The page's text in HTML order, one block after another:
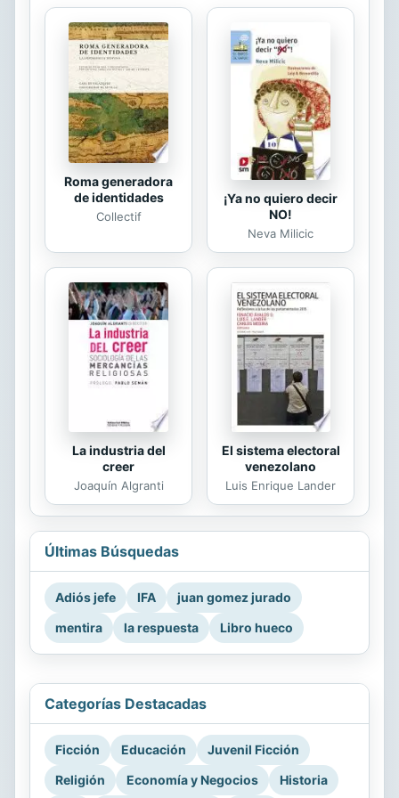
quien toma de la mano a su padre.
Llena de interrogantes y animada por
su mejor amiga, Ruth cuelga la foto
en una red social haciéndose pasar
por su padre e invirtiendo los
nombres de las gemelas, con la...
Roma generadora
de identidades
Collectif
¡Ya no quiero decir
NO!
Neva Milicic
La industria del
creer
Joaquín Algranti
El sistema electoral
venezolano
Luis Enrique Lander
Últimas Búsquedas
Adiós jefe IFA
juan gomez jurado
mentira
la respuesta Libro hueco
Categorías Destacadas
Ficción Educación
Juvenil Ficción
Religión
Economía y Negocios Historia